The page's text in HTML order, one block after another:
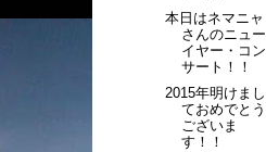
本日はネマニャ
さんのニュー
イヤー・コン
サート！！
2015年明けまし
ておめでとう
ございま
す！！